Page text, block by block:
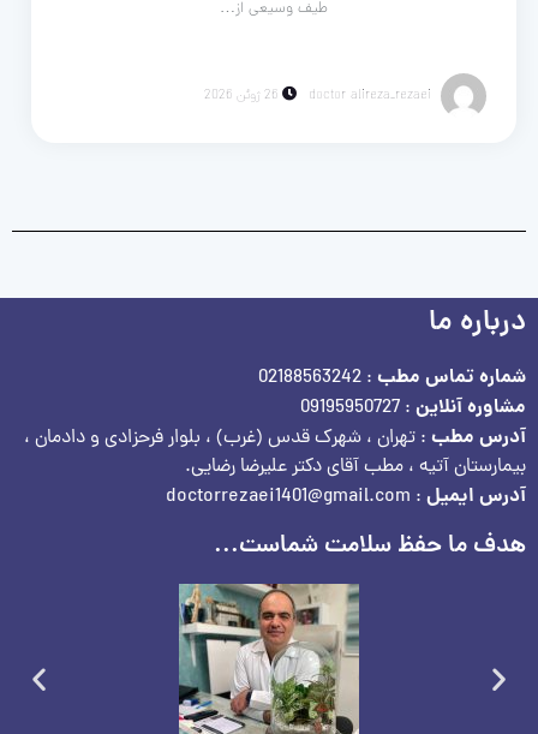
طیف وسیعی از…
doctor alireza_rezaei 26 ژوئن 2026
درباره ما
شماره تماس مطب : 02188563242
مشاوره آنلاین : 09195950727
آدرس مطب : تهران ، شهرک قدس (غرب) ، بلوار فرحزادی و دادمان ،
بیمارستان آتیه ، مطب آقای دکتر علیرضا رضایی.
آدرس ایمیل : doctorrezaei1401@gmail.com
هدف ما حفظ سلامت شماست...